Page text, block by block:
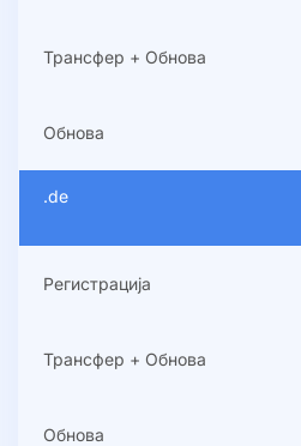
Трансфер + Обнова
Обнова
.de
Регистрација
Трансфер + Обнова
Обнова